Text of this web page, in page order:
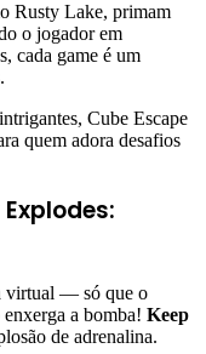
Rusty Lake, primam
o jogador em
cada game é um
Cube Escape
quem adora desafios
virtual — só que o
a bomba! Keep
de adrenalina.